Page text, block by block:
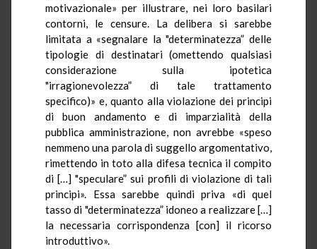
motivazionale» per illustrare, nei loro basilari
contorni, le censure. La delibera si sarebbe
limitata a «segnalare la "determinatezza” delle
tipologie di destinatari (omettendo qualsiasi
considerazione sulla ipotetica
"irragionevolezza” di tale trattamento
specifico)» e, quanto alla violazione dei principi
di buon andamento e di imparzialità della
pubblica amministrazione, non avrebbe «speso
nemmeno una parola di suggello argomentativo,
rimettendo in toto alla difesa tecnica il compito
di […] "speculare” sui profili di violazione di tali
principi». Essa sarebbe quindi priva «di quel
tasso di "determinatezza” idoneo a realizzare […]
la necessaria corrispondenza [con] il ricorso
introduttivo».